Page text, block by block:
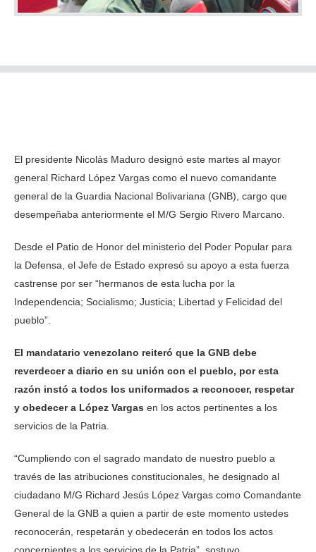
El presidente Nicolás Maduro designó este martes al mayor
general Richard López Vargas como el nuevo comandante
general de la Guardia Nacional Bolivariana (GNB), cargo que
desempeñaba anteriormente el M/G Sergio Rivero Marcano.
Desde el Patio de Honor del ministerio del Poder Popular para
la Defensa, el Jefe de Estado expresó su apoyo a esta fuerza
castrense por ser “hermanos de esta lucha por la
Independencia; Socialismo; Justicia; Libertad y Felicidad del
pueblo”.
El mandatario venezolano reiteró que la GNB debe
reverdecer a diario en su unión con el pueblo, por esta
razón instó a todos los uniformados a reconocer, respetar
y obedecer a López Vargas en los actos pertinentes a los
servicios de la Patria.
“Cumpliendo con el sagrado mandato de nuestro pueblo a
través de las atribuciones constitucionales, he designado al
ciudadano M/G Richard Jesús López Vargas como Comandante
General de la GNB a quien a partir de este momento ustedes
reconocerán, respetarán y obedecerán en todos los actos
concernientes a los servicios de la Patria”, sostuvo.